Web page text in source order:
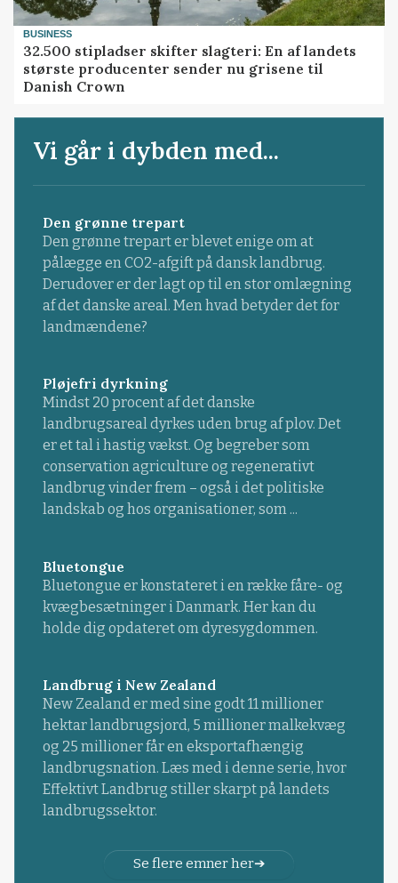
BUSINESS
32.500 stipladser skifter slagteri: En af landets
største producenter sender nu grisene til
Danish Crown
Vi går i dybden med...
Den grønne trepart
Den grønne trepart er blevet enige om at
pålægge en CO2-afgift på dansk landbrug.
Derudover er der lagt op til en stor omlægning
af det danske areal. Men hvad betyder det for
landmændene?
Pløjefri dyrkning
Mindst 20 procent af det danske
landbrugsareal dyrkes uden brug af plov. Det
er et tal i hastig vækst. Og begreber som
conservation agriculture og regenerativt
landbrug vinder frem – også i det politiske
landskab og hos organisationer, som ...
Bluetongue
Bluetongue er konstateret i en række fåre- og
kvægbesætninger i Danmark. Her kan du
holde dig opdateret om dyresygdommen.
Landbrug i New Zealand
New Zealand er med sine godt 11 millioner
hektar landbrugsjord, 5 millioner malkekvæg
og 25 millioner får en eksportafhængig
landbrugsnation. Læs med i denne serie, hvor
Effektivt Landbrug stiller skarpt på landets
landbrugssektor.
Se flere emner her